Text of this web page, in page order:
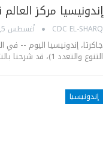
إندونيسيا مركز
CDC EL-SHARQ أغسطس 5, 2016
جاكرتا، إندونيسيا اليوم -- في
التنوع والتعدد 1)، قد شرحنا بالتقصير عن…
إندونيسيا